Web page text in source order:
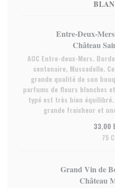
Entre-Deux-
Château
AOC Entre-deux-Mers.
centenaire, Muscadelle.
grande qualité de son
parfums de fleurs blanches
typé est très bien
grande fraicheur et
33,00
75
Grand Vin de
Château